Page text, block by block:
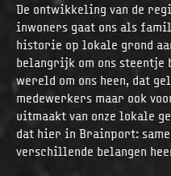
De ontwikkeling van de
inwoners gaat ons als
historie op lokale grond
belangrijk om ons steentje
wereld om ons heen, dat
medewerkers maar ook
uitmaakt van onze lokale
dat hier in Brainport:
verschillende belangen